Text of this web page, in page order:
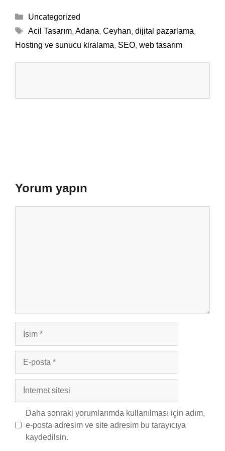
Kategoriler
Uncategorized
Etiketler
Acil Tasarım, Adana, Ceyhan, dijital pazarlama,
Hosting ve sunucu kiralama, SEO, web tasarım
Yorum yapın
İsim
posta
İnternet
Daha sonraki yorumlarımda kullanılması için adım,
e-posta adresim ve site adresim bu tarayıcıya
kaydedilsin.